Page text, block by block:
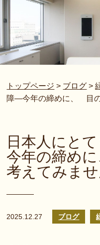
トップページ > ブログ >
障―今年の締めに、 目
日本人にと
今年の締め
考えてみま
2025.12.27 ブログ